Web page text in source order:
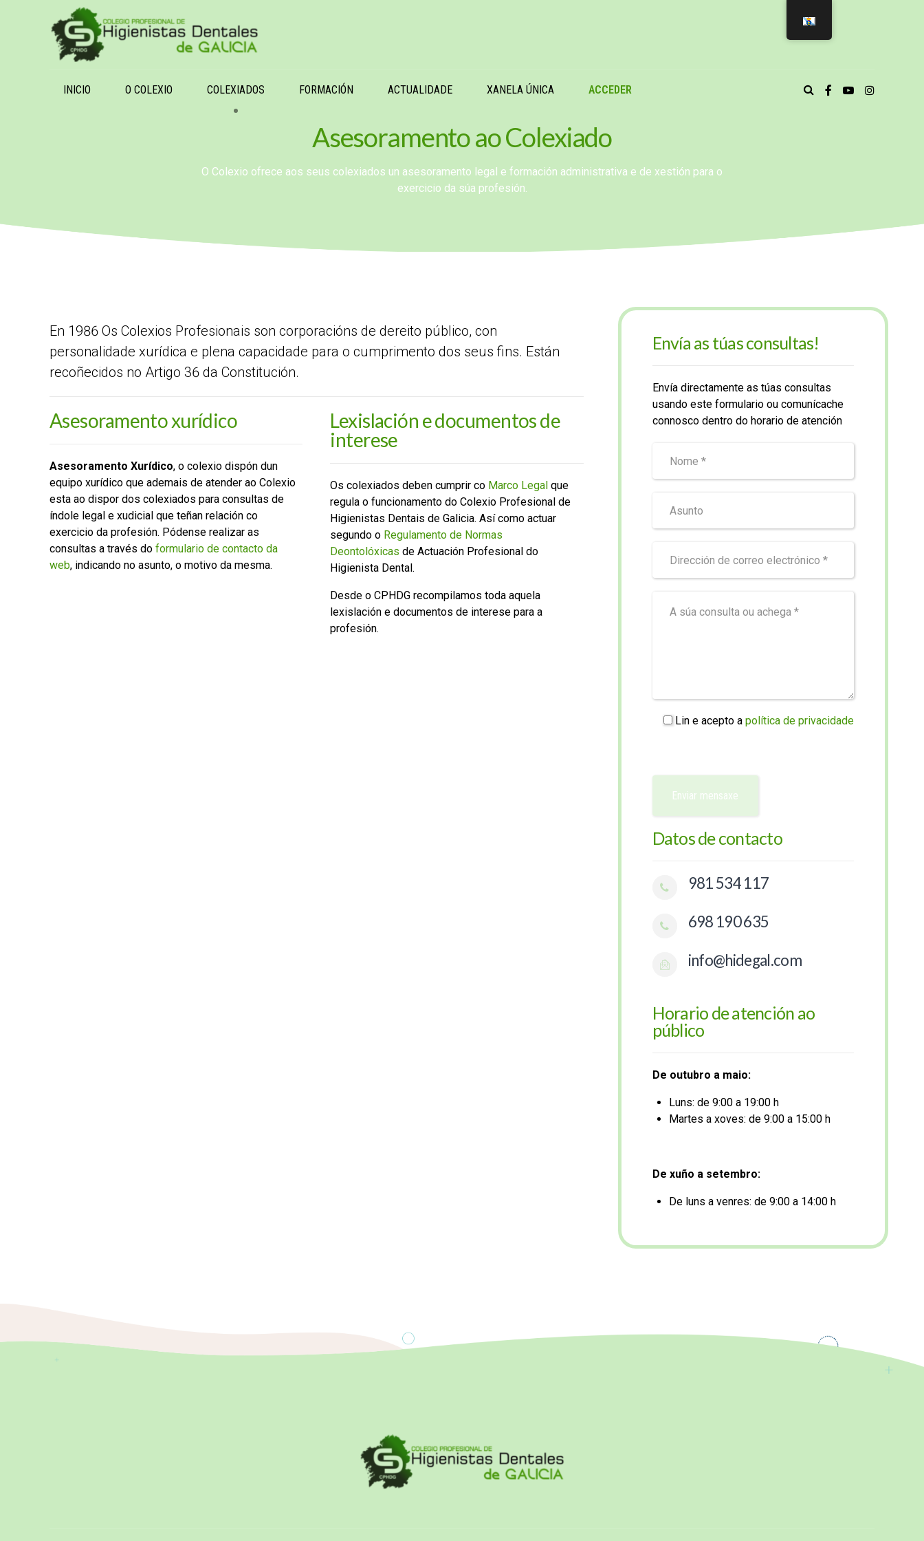
INICIO O COLEXIO COLEXIADOS FORMACIÓN ACTUALIDADE XANELA ÚNICA ACCEDER
Asesoramento ao Colexiado
O Colexio ofrece aos seus colexiados un asesoramento legal e formación administrativa e de xestión para o
exercicio da súa profesión.
En 1986 Os Colexios Profesionais son corporacións de dereito público, con
personalidade xurídica e plena capacidade para o cumprimento dos seus fins. Están
recoñecidos no Artigo 36 da Constitución.
Asesoramento xurídico
Asesoramento Xurídico, o colexio dispón dun
equipo xurídico que ademais de atender ao Colexio
esta ao dispor dos colexiados para consultas de
índole legal e xudicial que teñan relación co
exercicio da profesión. Pódense realizar as
consultas a través do formulario de contacto da
web, indicando no asunto, o motivo da mesma.
Lexislación e documentos de
interese
Os colexiados deben cumprir co Marco Legalque
regula o funcionamento do Colexio Profesional de
Higienistas Dentais de Galicia. Así como actuar
segundo o Regulamento de Normas
Deontolóxicas de Actuación Profesional do
Higienista Dental.
Desde o CPHDG recompilamos toda aquela
lexislación e documentos de interese para a
profesión.
Envía as túas consultas!
Envía directamente as túas consultas
usando este formulario ou comunícache
connosco dentro do horario de atención
Lin e acepto a política de privacidade
Datos de contacto
981 534 117
698 190 635
info@hidegal.com
Horario de atención ao
público
De outubro a maio:
Luns: de 9:00 a 19:00 h
Martes a xoves: de 9:00 a 15:00 h
De xuño a setembro:
De luns a venres: de 9:00 a 14:00 h